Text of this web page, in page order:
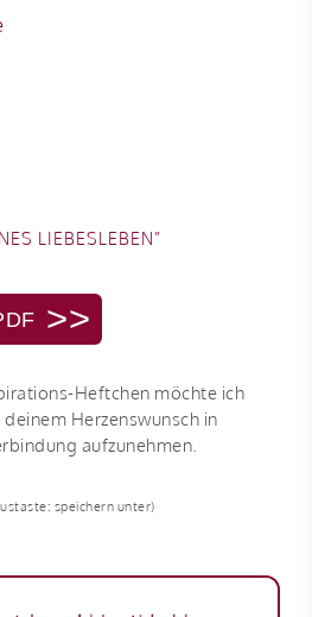
LIEBESLEBEN”
>>
Heftchen möchte ich
Herzenswunsch in
aufzunehmen.
speichern unter)